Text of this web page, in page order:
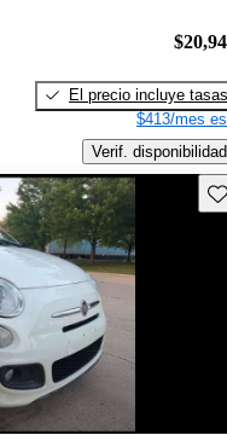
El precio incluye tasas
$413/mes
Verif. disponibilidad